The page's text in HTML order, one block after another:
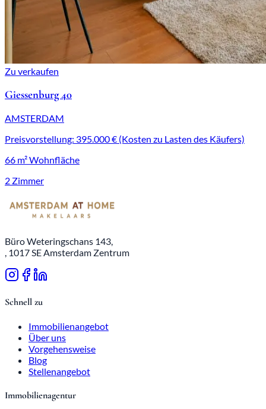
Zu verkaufen
Giessenburg 40
AMSTERDAM
Preisvorstellung: 395.000 € (Kosten zu Lasten des Käufers)
66 m² Wohnfläche
2 Zimmer
Büro Weteringschans 143,
, 1017 SE Amsterdam Zentrum
Schnell zu
Immobilienangebot
Über uns
Vorgehensweise
Blog
Stellenangebot
Immobilienagentur